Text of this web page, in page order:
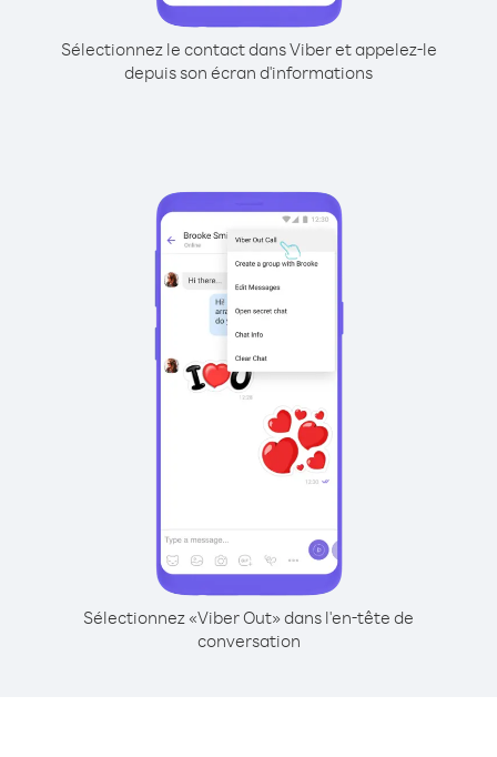
Sélectionnez le contact dans Viber et appelez-le
depuis son écran d'informations
Sélectionnez «Viber Out» dans l'en-tête de
conversation